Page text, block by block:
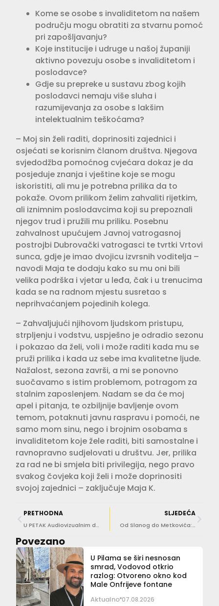
Kome se osobe s invaliditetom na našem
području mogu obratiti za stvarnu pomoć
pri zapošljavanju?
Koje institucije i udruge u našoj županiji
aktivno povezuju osobe s invaliditetom i
poslodavce?
Gdje su prepreke u sustavu zbog kojih
poslodavci nemaju više sluha i
razumijevanja za osobe s lakšim
intelektualnim teškoćama?
– Moj sin želi raditi, doprinositi zajednici i
osjećati se korisnim članom društva. Njegova
svjedodžba pomoćnog cvjećara dokaz je da
posjeduje znanja i vještine koje se mogu
iskoristiti, ali mu je potrebna prilika da to
pokaže. Ovom prilikom želim zahvaliti rijetkim,
ali iznimnim poslodavcima koji su prepoznali
njegov trud i pružili mu priliku. Posebnu
zahvalnost upućujem Javnoj vatrogasnoj
postrojbi Dubrovački vatrogasci te tvrtki Vrtovi
sunca, gdje je imao dvojicu izvrsnih voditelja –
navodi Maja te dodaju kako su mu oni bili
velika podrška i vjetar u leđa, čak i u trenucima
kada se na radnom mjestu susretao s
neprihvaćanjem pojedinih kolega.
– Zahvaljujući njihovom ljudskom pristupu,
strpljenju i vodstvu, uspješno je odradio sezonu
i pokazao da želi, voli i može raditi kada mu se
pruži prilika i kada uz sebe ima kvalitetne ljude.
Nažalost, sezona završi, a mi se ponovno
suočavamo s istim problemom, potragom za
stalnim zaposlenjem. Nadam se da će moj
apel i pitanja, te ozbiljnije bavljenje ovom
temom, potaknuti javnu raspravu i pomoći, ne
samo mom sinu, nego i brojnim osobama s
invaliditetom koje žele raditi, biti samostalne i
ravnopravno sudjelovati u društvu. Jer, prilika
za rad ne bi smjela biti privilegija, nego pravo
svakog čovjeka koji želi i može doprinositi
svojoj zajednici – zaključuje Maja K.
PRETHODNA
U PETAK Audiovizualnim događajem ispred Sponze najavljuje se ovogodišnji Lumiart
SLJEDEĆA
Od Slanog do Metkovića: sedam prijelaza prema BiH otvoreno 24 sata dnevno
Povezano
U Pilama se širi nesnosan
smrad, Vodovod otkrio
razlog: Otvoreno okno kod
Male Onfrijeve fontane
Aktualno 07.08.2026